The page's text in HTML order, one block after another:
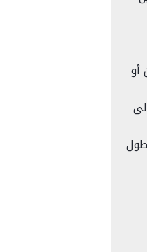
أو